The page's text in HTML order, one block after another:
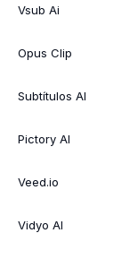
Vsub Ai
Opus Clip
Subtítulos AI
Pictory AI
Veed.io
Vidyo AI